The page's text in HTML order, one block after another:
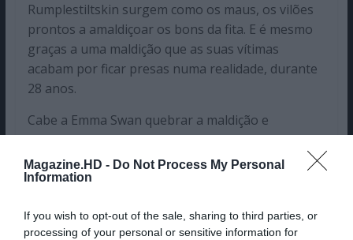
Magazine.HD - Do Not Process My Personal
Information
If you wish to opt-out of the sale, sharing to third parties, or
processing of your personal or sensitive information for
Rumplestiltskin surgem como os maus, os vilões
prontos a amaldiçoar os bons da fita. E é mesmo
graças a uma maldição que as suas vítimas
acabam por ficar presas numa realidade, durante
28 anos.
Cabe a Emma Swan quebrar a maldição e
recuperar todas as memórias perdidas.
<<MARÇO